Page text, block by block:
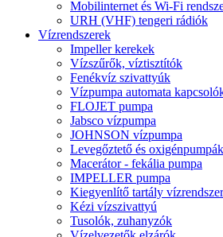
Mobilinternet és Wi-Fi
URH (VHF) tengeri rádiók
Vízrendszerek
Impeller kerekek
Vízszűrők, víztisztítók
Fenékvíz szivattyúk
Vízpumpa automata
FLOJET pumpa
Jabsco vízpumpa
JOHNSON vízpumpa
Levegőztető és oxigénpumpák
Macerátor - fekália pumpa
IMPELLER pumpa
Kiegyenlítő tartály
Kézi vízszivattyú
Tusolók, zuhanyzók